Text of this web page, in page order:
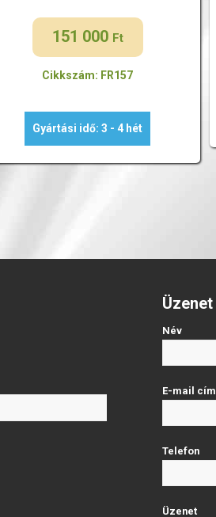
151 000 Ft
Cikkszám: FR157
Gyártási idő: 3 - 4 hét
Üzenet
Név
E-mail cím
Telefon
Üzenet